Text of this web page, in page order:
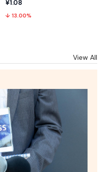
¥1.08
↓ 13.00%
View All